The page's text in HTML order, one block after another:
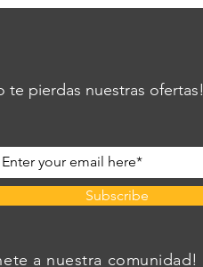
te pierdas nuestras ofertas!
Subscribe
a nuestra comunidad!